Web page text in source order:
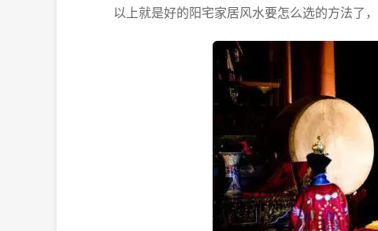
以上就是好的阳宅家居风水要怎么选的方法了，